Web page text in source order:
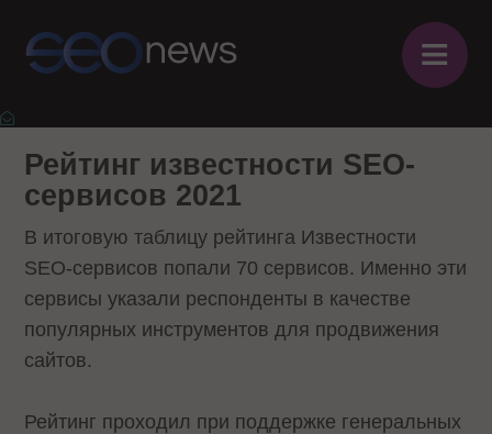
≡
Рейтинг известности SEO-
сервисов 2021
В итоговую таблицу рейтинга Известности
SEO-сервисов попали 70 сервисов. Именно эти
сервисы указали респонденты в качестве
популярных инструментов для продвижения
сайтов.
Рейтинг проходил при поддержке генеральных